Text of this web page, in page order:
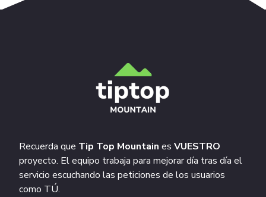
Recuerda que Tip Top Mountain es VUESTRO
proyecto. El equipo trabaja para mejorar día tras día el
servicio escuchando las peticiones de los usuarios
como TÚ.